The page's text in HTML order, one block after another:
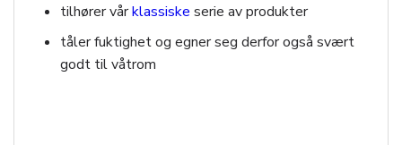
tilhører vårklassiske serie av produkter
tåler fuktighet og egner seg derfor også svært
godt til våtrom